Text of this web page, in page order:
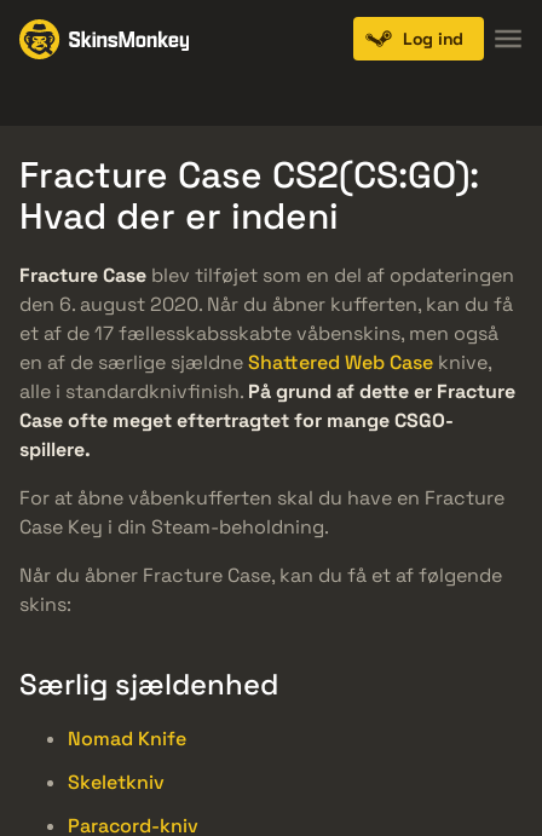
Log ind
Fracture Case CS2(CS:GO):
Hvad der er indeni
Fracture Case blev tilføjet som en del af opdateringen
den 6. august 2020. Når du åbner kufferten, kan du få
et af de 17 fællesskabsskabte våbenskins, men også
en af de særlige sjældneShattered Web Case knive,
alle i standardknivfinish. På grund af dette er Fracture
Case ofte meget eftertragtet for mange CSGO-
spillere.
For at åbne våbenkufferten skal du have en Fracture
Case Key i din Steam-beholdning.
Når du åbner Fracture Case, kan du få et af følgende
skins:
Særlig sjældenhed
Nomad Knife
Skeletkniv
Paracord-kniv